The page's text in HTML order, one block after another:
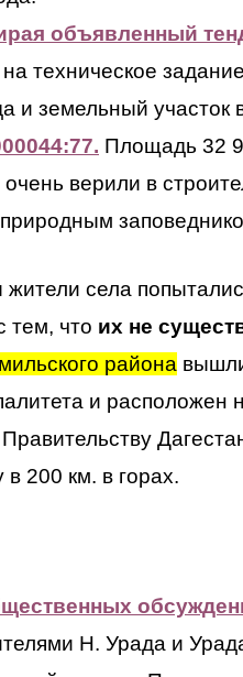
объявленный
техническое
и земельный участок
Площадь 32
верили в
села
тем, что их не
района
и расположен
200 км. в горах.
Н. Урада и